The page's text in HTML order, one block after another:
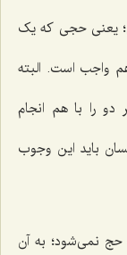
یعنی حجی که یک
واجب است. البته
را با هم انجام
باید این وجوب
نمی‌شود؛ به آن